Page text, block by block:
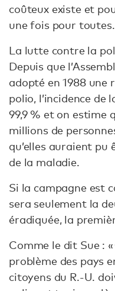
coûteux existe et
une fois pour toutes.
La lutte contre la
Depuis que
adopté en 1988
polio, l’incidence de
99,9 % et on estime
millions de
qu’elles auraient pu
de la maladie.
Si la campagne est
sera seulement la
éradiquée, la
Comme le dit Sue :
problème des pays
citoyens du R.-U.